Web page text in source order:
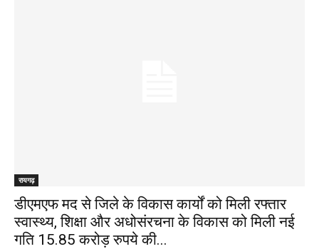
रायगढ़
डीएमएफ मद से जिले के विकास कार्यों को मिली रफ्तार
स्वास्थ्य, शिक्षा और अधोसंरचना के विकास को मिली नई
गति 15.85 करोड़ रुपये की...